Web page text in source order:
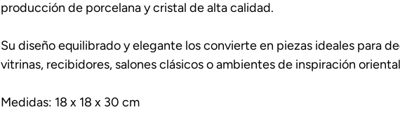
producción de porcelana y cristal de alta calidad.
Su diseño equilibrado y elegante los convierte en piezas ideales para
vitrinas, recibidores, salones clásicos o ambientes de inspiración
Medidas: 18 x 18 x 30 cm